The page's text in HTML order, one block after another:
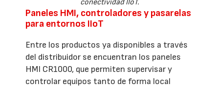
conectividad IIoT.
Paneles HMI, controladores y pasarelas
para entornos IIoT
Entre los productos ya disponibles a través
del distribuidor se encuentran los paneles
HMI CR1000, que permiten supervisar y
controlar equipos tanto de forma local